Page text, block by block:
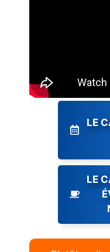
LE
LE